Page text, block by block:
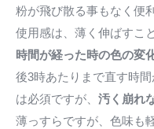
粉が飛び散る事もなく便利
使用感は、薄く伸ばすこ
時間が経った時の色の変
後3時あたりまで直す時
は必須ですが、 汚く崩れ
薄っすらですが、色味も